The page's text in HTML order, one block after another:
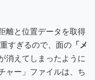
離と位置データを取得
すぎるので、面の 「メ
消えてしまったように
ャー」ファイルは、ち